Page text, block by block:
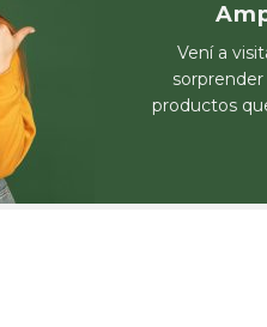
Vení a
productos